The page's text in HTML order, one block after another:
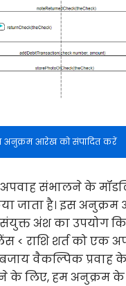
अनुक्रम आरेख को संपादित करें
अपवाह संभालने के
जाता है। इस
अंश का उपयोग
< राशि शर्त को एक
वैकल्पिक प्रवाह
के लिए, हम अनुक्रम के